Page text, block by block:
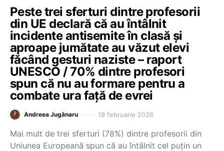
Peste trei sferturi dintre profesorii
din UE declară că au întâlnit
incidente antisemite în clasă și
aproape jumătate au văzut elevi
făcând gesturi naziste – raport
UNESCO / 70% dintre profesori
spun că nu au formare pentru a
combate ura față de evrei
Andreea Jugănaru 19 februarie 2026
Mai mult de trei sferturi (78%) dintre profesorii din
Uniunea Europeană spun că au întâlnit cel puțin un